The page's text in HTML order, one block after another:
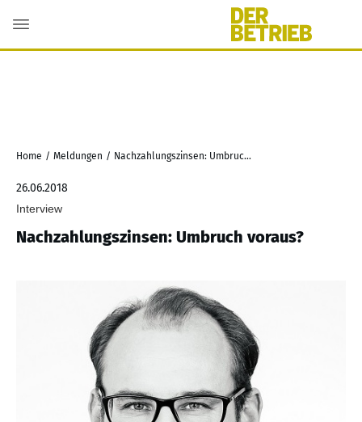
Home / Meldungen / Nachzahlungszinsen: Umbruch voraus?
26.06.2018
Interview
Nachzahlungszinsen: Umbruch voraus?